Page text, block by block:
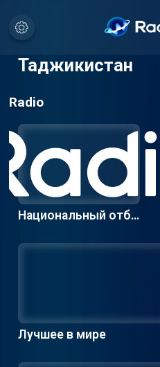
Таджикистан
Radio
Национальный отбо
Лучшее в мире